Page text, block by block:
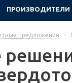
ПРОИЗВОДИТЕЛИ
предложения -